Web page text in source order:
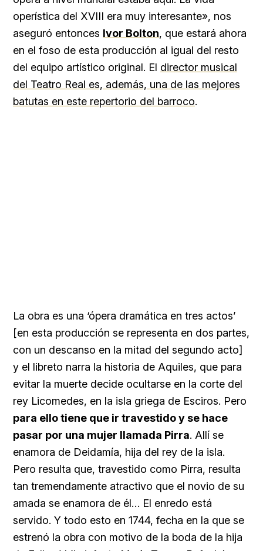
operística del XVIII era muy interesante», nos
aseguró entonces Ivor Bolton, que estará ahora
en el foso de esta producción al igual del resto
del equipo artístico original. El director musical
del Teatro Real es, además, una de las mejores
batutas en este repertorio del barroco.
La obra es una ‘ópera dramática en tres actos’
[en esta producción se representa en dos partes,
con un descanso en la mitad del segundo acto]
y el libreto narra la historia de Aquiles, que para
evitar la muerte decide ocultarse en la corte del
rey Licomedes, en la isla griega de Esciros. Pero
para ello tiene que ir travestido y se hace
pasar por una mujer llamada Pirra. Allí se
enamora de Deidamía, hija del rey de la isla.
Pero resulta que, travestido como Pirra, resulta
tan tremendamente atractivo que el novio de su
amada se enamora de él… El enredo está
servido. Y todo esto en 1744, fecha en la que se
estrenó la obra con motivo de la boda de la hija